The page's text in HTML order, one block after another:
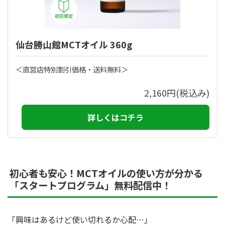
仙台勝山館MCTオイル 360g
＜直営店特別割引価格・送料無料＞
2,160円(税込み)
詳しくはコチラ
初心者も安心！MCTオイルの使い方が分かる
「スタートプログラム」無料配信中！
「興味はあるけど使い切れるか心配…」